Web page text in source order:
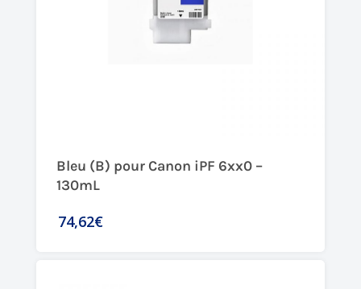
Bleu (B) pour Canon iPF 6xx0 –
130mL
74,62€